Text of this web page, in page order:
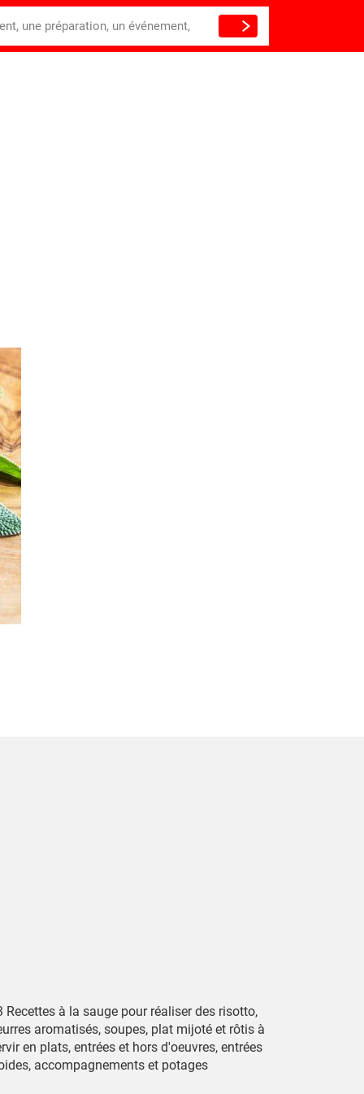
une préparation, un événement,
Recettes à la sauge pour réaliser des risotto,
aromatisés, soupes, plat mijoté et rôtis à
en plats, entrées et hors d'oeuvres, entrées
accompagnements et potages